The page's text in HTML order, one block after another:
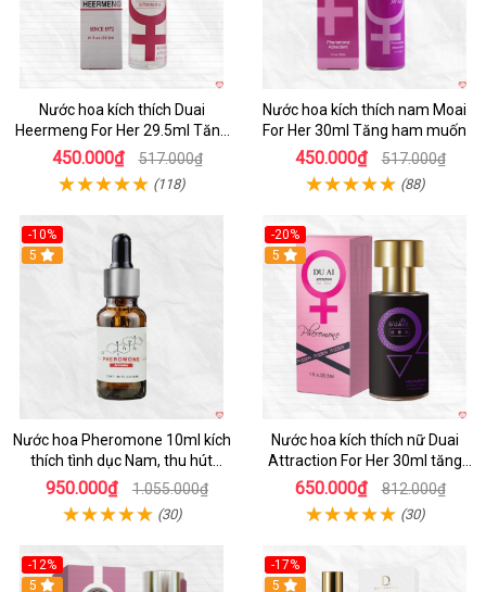
Nước hoa kích thích Duai
Heermeng For Her 29.5ml Tăng
hưng phấn
450.000₫ 517.000₫
(118)
Nước hoa kích thích nam Moai
For Her 30ml Tăng ham muốn
450.000₫ 517.000₫
(88)
-10%
5
Nước hoa Pheromone 10ml kích
thích tình dục Nam, thu hút
mạnh
950.000₫ 1.055.000₫
(30)
-20%
5
Nước hoa kích thích nữ Duai
Attraction For Her 30ml tăng
ham muốn nữ
650.000₫ 812.000₫
(30)
-12%
5
-17%
5